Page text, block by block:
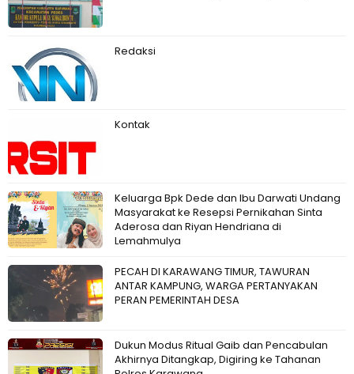
Redaksi
Kontak
Keluarga Bpk Dede dan Ibu Darwati Undang
Masyarakat ke Resepsi Pernikahan Sinta
Aderosa dan Riyan Hendriana di
Lemahmulya
PECAH DI KARAWANG TIMUR, TAWURAN
ANTAR KAMPUNG, WARGA PERTANYAKAN
PERAN PEMERINTAH DESA
Dukun Modus Ritual Gaib dan Pencabulan
Akhirnya Ditangkap, Digiring ke Tahanan